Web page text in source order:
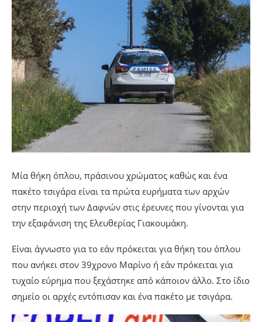
Μία θήκη όπλου, πράσινου χρώματος καθώς και ένα
πακέτο τσιγάρα είναι τα πρώτα ευρήματα των αρχών
στην περιοχή των Δαφνών στις έρευνες που γίνονται για
την εξαφάνιση της Ελευθερίας Γιακουμάκη.
Είναι άγνωστο για το εάν πρόκειται για θήκη του όπλου
που ανήκει στον 39χρονο Μαρίνο ή εάν πρόκειται για
τυχαίο εύρημα που ξεχάστηκε από κάποιον άλλο. Στο ίδιο
σημείο οι αρχές εντόπισαν και ένα πακέτο με τσιγάρα.